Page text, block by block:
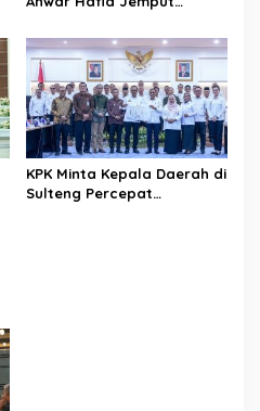
“Tak Boleh Ada Wilayah
yang Tertinggal”
KPK Minta Kepala Daerah di
Sulteng Percepat